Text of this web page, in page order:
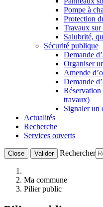
Pompe à
Protection
Travaux
Salubrité,
Sécurité publique
Demande
Organiser
Amende
Demande
Réservation
travaux)
Signaler un
Actualités
Recherche
Services ouverts
Close Valider Rechercher
Ma commune
Pilier public